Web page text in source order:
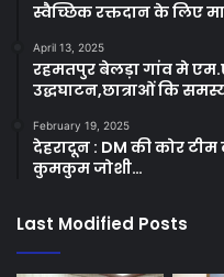
स्वैच्छिक रक्तदान के लिए
April 13, 2025
रहमतपुर बेलड़ा गांव मे
उद्धघाटन,छात्राओं कि
February 19, 2025
देहरादून : DM की कोर टीम
कुमकुम जोशी…
Last Modified Posts